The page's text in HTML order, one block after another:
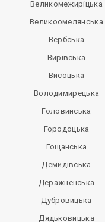
Великомежиріцька
Великоомелянська
Вербська
Вирівська
Висоцька
Володимирецька
Головинська
Городоцька
Гощанська
Демидівська
Деражненська
Дубровицька
Дядьковицька